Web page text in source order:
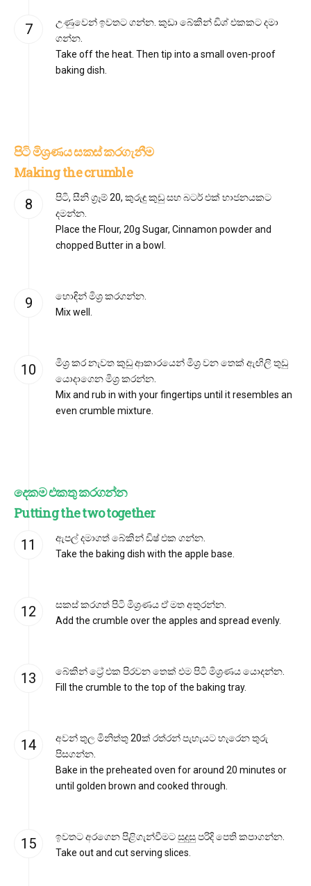
උණුවෙන් ඉවතට ගන්න. කුඩා බේකින් ඩිශ් එකකට දමා
ගන්න.
Take off the heat. Then tip into a small oven-proof
baking dish.
පිටි මිශ්‍රණය සකස් කරගැනීම
Making the crumble
පිටි, සීනි ග්‍රෑම් 20, කුරුඳු කුඩු සහ බටර් එක් භාජනයකට
දමන්න.
Place the Flour, 20g Sugar, Cinnamon powder and
chopped Butter in a bowl.
හොඳින් මිශ්‍ර කරගන්න.
Mix well.
මිශ්‍ර කර නැවත කුඩු ආකාරයෙන් මිශ්‍ර වන තෙක් ඇඟිලි තුඩු
යොදාගෙන මිශ්‍ර කරන්න.
Mix and rub in with your fingertips until it resembles an
even crumble mixture.
දෙකම එකතු කරගන්න
Putting the two together
ඇපල් දමාගත් බේකින් ඩිෂ් එක ගන්න.
Take the baking dish with the apple base.
සකස් කරගත් පිටි මිශ්‍රණය ඒ මත අතුරන්න.
Add the crumble over the apples and spread evenly.
බේකින් ට්‍රේ එක පිරවන තෙක් එම පිටි මිශ්‍රණය යොදන්න.
Fill the crumble to the top of the baking tray.
අවන් තුල මිනිත්තු 20ක් රත්රන් පැහැයට හැරෙන තුරු
පිසගන්න.
Bake in the preheated oven for around 20 minutes or
until golden brown and cooked through.
ඉවතට අරගෙන පිළිගැන්වීමට සුදුසු පරිදි පෙති කපාගන්න.
Take out and cut serving slices.